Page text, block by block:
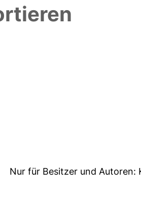
Nur für Besitzer und Autoren: